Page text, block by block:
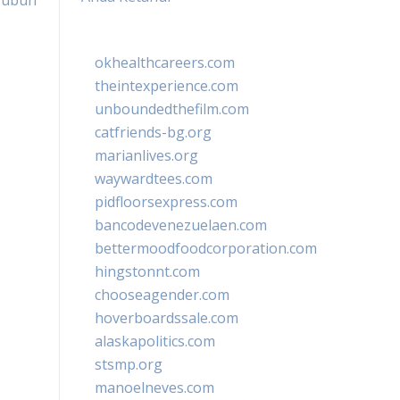
okhealthcareers.com
theintexperience.com
unboundedthefilm.com
catfriends-bg.org
marianlives.org
waywardtees.com
pidfloorsexpress.com
bancodevenezuelaen.com
bettermoodfoodcorporation.com
hingstonnt.com
chooseagender.com
hoverboardssale.com
alaskapolitics.com
stsmp.org
manoelneves.com